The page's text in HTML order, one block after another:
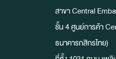
สาขา Central
ชั้น 4 ศูนย์การค้า
ธนาคารกสิกรไทย)